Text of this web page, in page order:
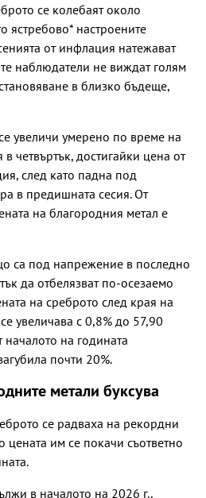
се колебаят около
ястребово* настроените
от инфлация натежават
наблюдатели не виждат голям
в близко бъдеще,
увеличи умерено по време на
четвъртък, достигайки цена от
след като падна под
в предишната сесия. От
на благородния метал е
са под напрежение в последно
да отбелязват по-осезаемо
на среброто след края на
увеличава с 0,8% до 57,90
на годината
почти 20%.
метали буксува
се радваха на рекордни
цената им се покачи съответно
в началото на 2026 г.,